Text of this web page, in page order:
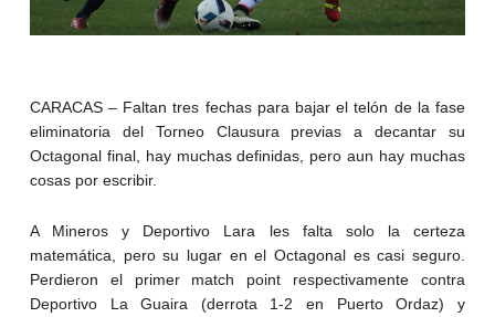
CARACAS – Faltan tres fechas para bajar el telón de la fase
eliminatoria del Torneo Clausura previas a decantar su
Octagonal final, hay muchas definidas, pero aun hay muchas
cosas por escribir.
A Mineros y Deportivo Lara les falta solo la certeza
matemática, pero su lugar en el Octagonal es casi seguro.
Perdieron el primer match point respectivamente contra
Deportivo La Guaira (derrota 1-2 en Puerto Ordaz) y